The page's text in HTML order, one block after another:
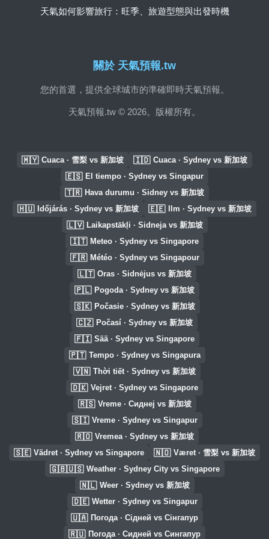
關於 天氣預報.tw
您的首選，提供全球城市的準確即時天氣預報。
天氣預報.tw © 2026。版權所有。
天氣如何影響旅行：旺季、旅遊型態與出發時機
🇲🇾 Cuaca · 雪梨 vs 新加坡 🇮🇩 Cuaca · Sydney vs 新加坡
🇪🇸 El tiempo · Sydney vs Singapur
🇹🇷 Hava durumu · Sidney vs 新加坡
🇭🇺 Időjárás · Sydney vs 新加坡 🇪🇪 Ilm · Sydney vs 新加坡
🇱🇻 Laikapstākļi · Sidneja vs 新加坡
🇮🇹 Meteo · Sydney vs Singapore
🇫🇷 Météo · Sydney vs Singapour
🇱🇹 Oras · Sidnėjus vs 新加坡
🇵🇱 Pogoda · Sydney vs 新加坡
🇸🇰 Počasie · Sydney vs 新加坡
🇨🇿 Počasí · Sydney vs 新加坡
🇫🇮 Sää · Sydney vs Singapore
🇵🇹 Tempo · Sydney vs Singapura
🇻🇳 Thời tiết · Sydney vs 新加坡
🇩🇰 Vejret · Sydney vs Singapore
🇷🇸 Vreme · Сиднеј vs 新加坡
🇸🇮 Vreme · Sydney vs Singapur
🇷🇴 Vremea · Sydney vs 新加坡
🇸🇪 Vädret · Sydney vs Singapore 🇳🇴 Været · 雪梨 vs 新加坡
🇬🇧🇺🇸 Weather · Sydney City vs Singapore
🇳🇱 Weer · Sydney vs 新加坡
🇩🇪 Wetter · Sydney vs Singapur
🇺🇦 Погода · Сідней vs Сінгапур
🇷🇺 Погода · Сидней vs Сингапур